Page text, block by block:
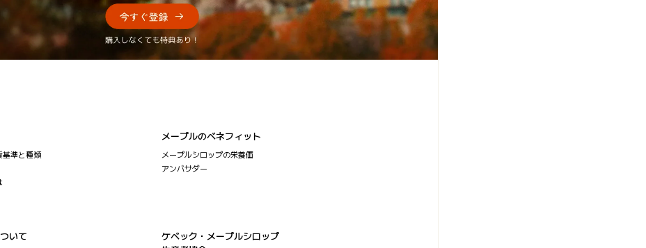
基準と種類
メープルのベネフィット
メープルシロップの栄養価
アンバサダー
いて
ケベック・メープルシロップ